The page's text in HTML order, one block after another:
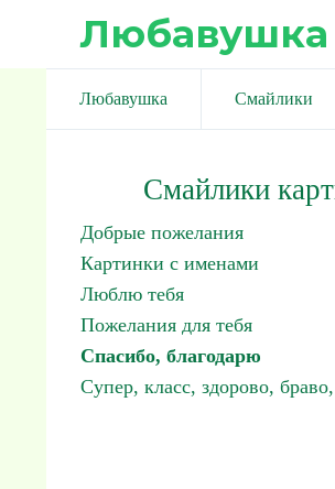
Любавушка Смайлики
Смайлики
Добрые пожелания
Картинки с именами
Люблю тебя
Пожелания для тебя
Спасибо, благодарю
Супер, класс, здорово,